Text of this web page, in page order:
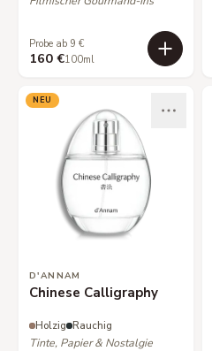
Probe ab 9 €
160 €100ml
NEU
D'ANNAM
Chinese Calligraphy
Holzig Rauchig
Tinte, Papier & Nostalgie